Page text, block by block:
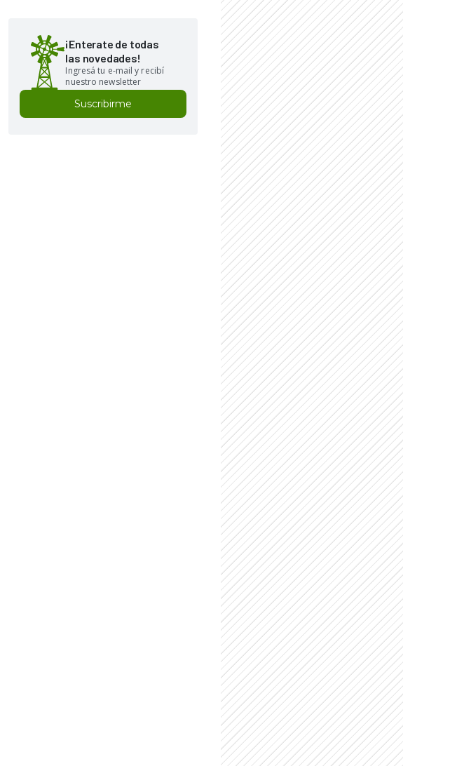
¡Enterate de todas
las novedades!
Ingresá tu e-mail y recibí
nuestro newsletter
Suscribirme